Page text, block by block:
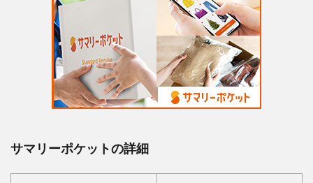
サマリーポケットの詳細